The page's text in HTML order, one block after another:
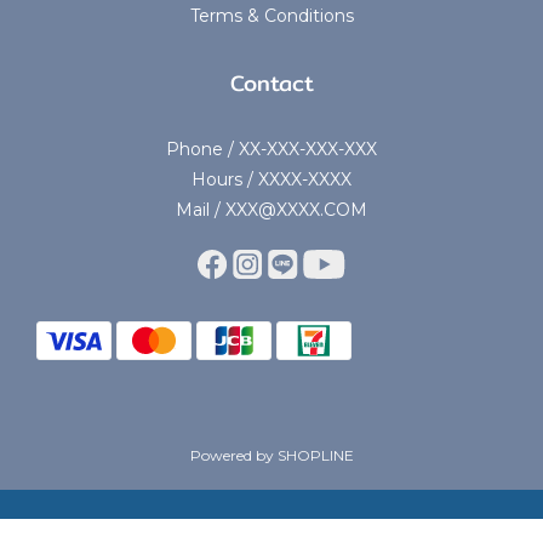
Terms & Conditions
Contact
Phone / XX-XXX-XXX-XXX
Hours / XXXX-XXXX
Mail / XXX@XXXX.COM
Powered by SHOPLINE